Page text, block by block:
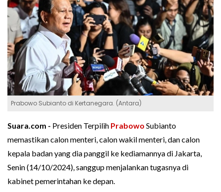
Prabowo Subianto di Kertanegara. (Antara)
Suara.com - Presiden Terpilih Prabowo Subianto
memastikan calon menteri, calon wakil menteri, dan calon
kepala badan yang dia panggil ke kediamannya di Jakarta,
Senin (14/10/2024), sanggup menjalankan tugasnya di
kabinet pemerintahan ke depan.